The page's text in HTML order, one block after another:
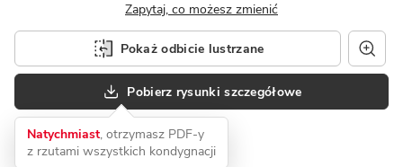
Zapytaj, co możesz zmienić
Pokaż odbicie lustrzane
Pobierz rysunki szczegółowe
Natychmiast, otrzymasz PDF-y
z rzutami wszystkich kondygnacji